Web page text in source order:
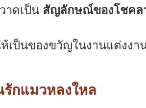
าดเป็น สัญลักษณ์ของโชคล
ป็นของขวัญในงานแต่งงา
กแมวหลงใหล